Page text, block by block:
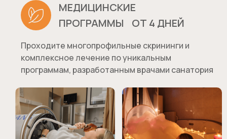
МЕДИЦИНСКИЕ
ПРОГРАММЫ ОТ 4 ДНЕЙ
Проходите многопрофильные скрининги и
комплексное лечение по уникальным
программам, разработанным врачами санатория